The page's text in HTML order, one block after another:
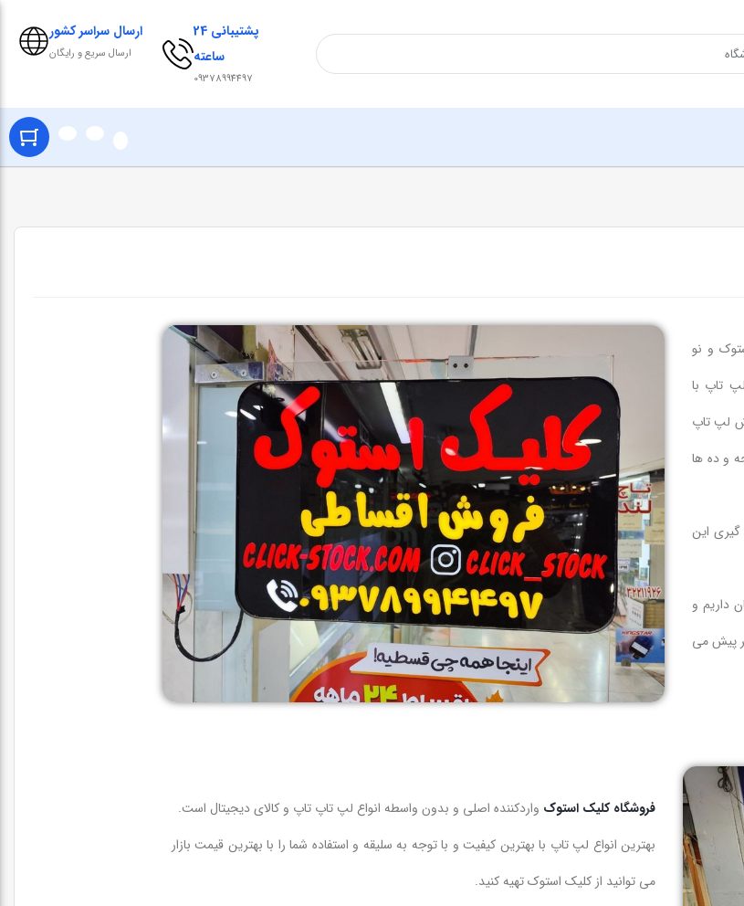
پشتیبانی 24
ساعته
09378994497
ارسال سراسر کشور
ارسال سریع و رایگان
استوک و نو
تاپ با
لپ تاپ
و ده ها
این
داریم و
پیش می
فروشگاه کلیک استوک واردکننده اصلی و بدون واسطه انواع لپ تاپ تاپ و کالای دیجیتال است.
بهترین انواع لپ تاپ با بهترین کیفیت و با توجه به سلیقه و استفاده شما را با بهترین قیمت بازار
می توانید از کلیک استوک تهیه کنید.